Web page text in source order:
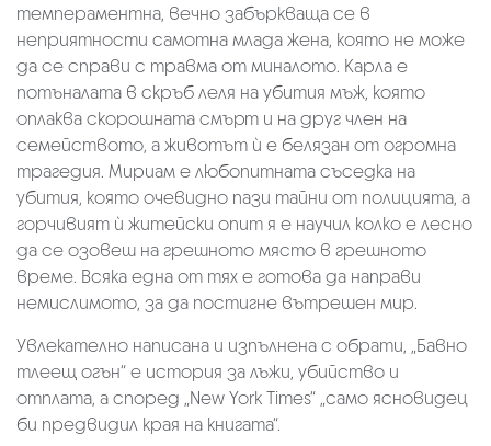
темпераментна, вечно забъркваща се в
неприятности самотна млада жена, която не може
да се справи с травма от миналото. Карла е
потъналата в скръб леля на убития мъж, която
оплаква скорошната смърт и на друг член на
семейството, а животът ѝ е белязан от огромна
трагедия. Мириам e любопитната съседка на
убития, която очевидно пази тайни от полицията, а
горчивият ѝ житейски опит я е научил колко е лесно
да се озовеш на грешното място в грешното
време. Всяка една от тях е готова да направи
немислимото, за да постигне вътрешен мир.
Увлекателно написана и изпълнена с обрати, „Бавно
тлеещ огън“ е история за лъжи, убийство и
отплата, а според „New York Times“ „само ясновидец
би предвидил края на книгата“.